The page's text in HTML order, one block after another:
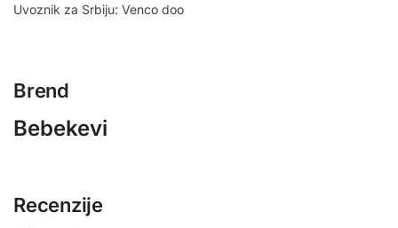
Uvoznik za Srbiju: Venco doo
Brend
Bebekevi
Recenzije